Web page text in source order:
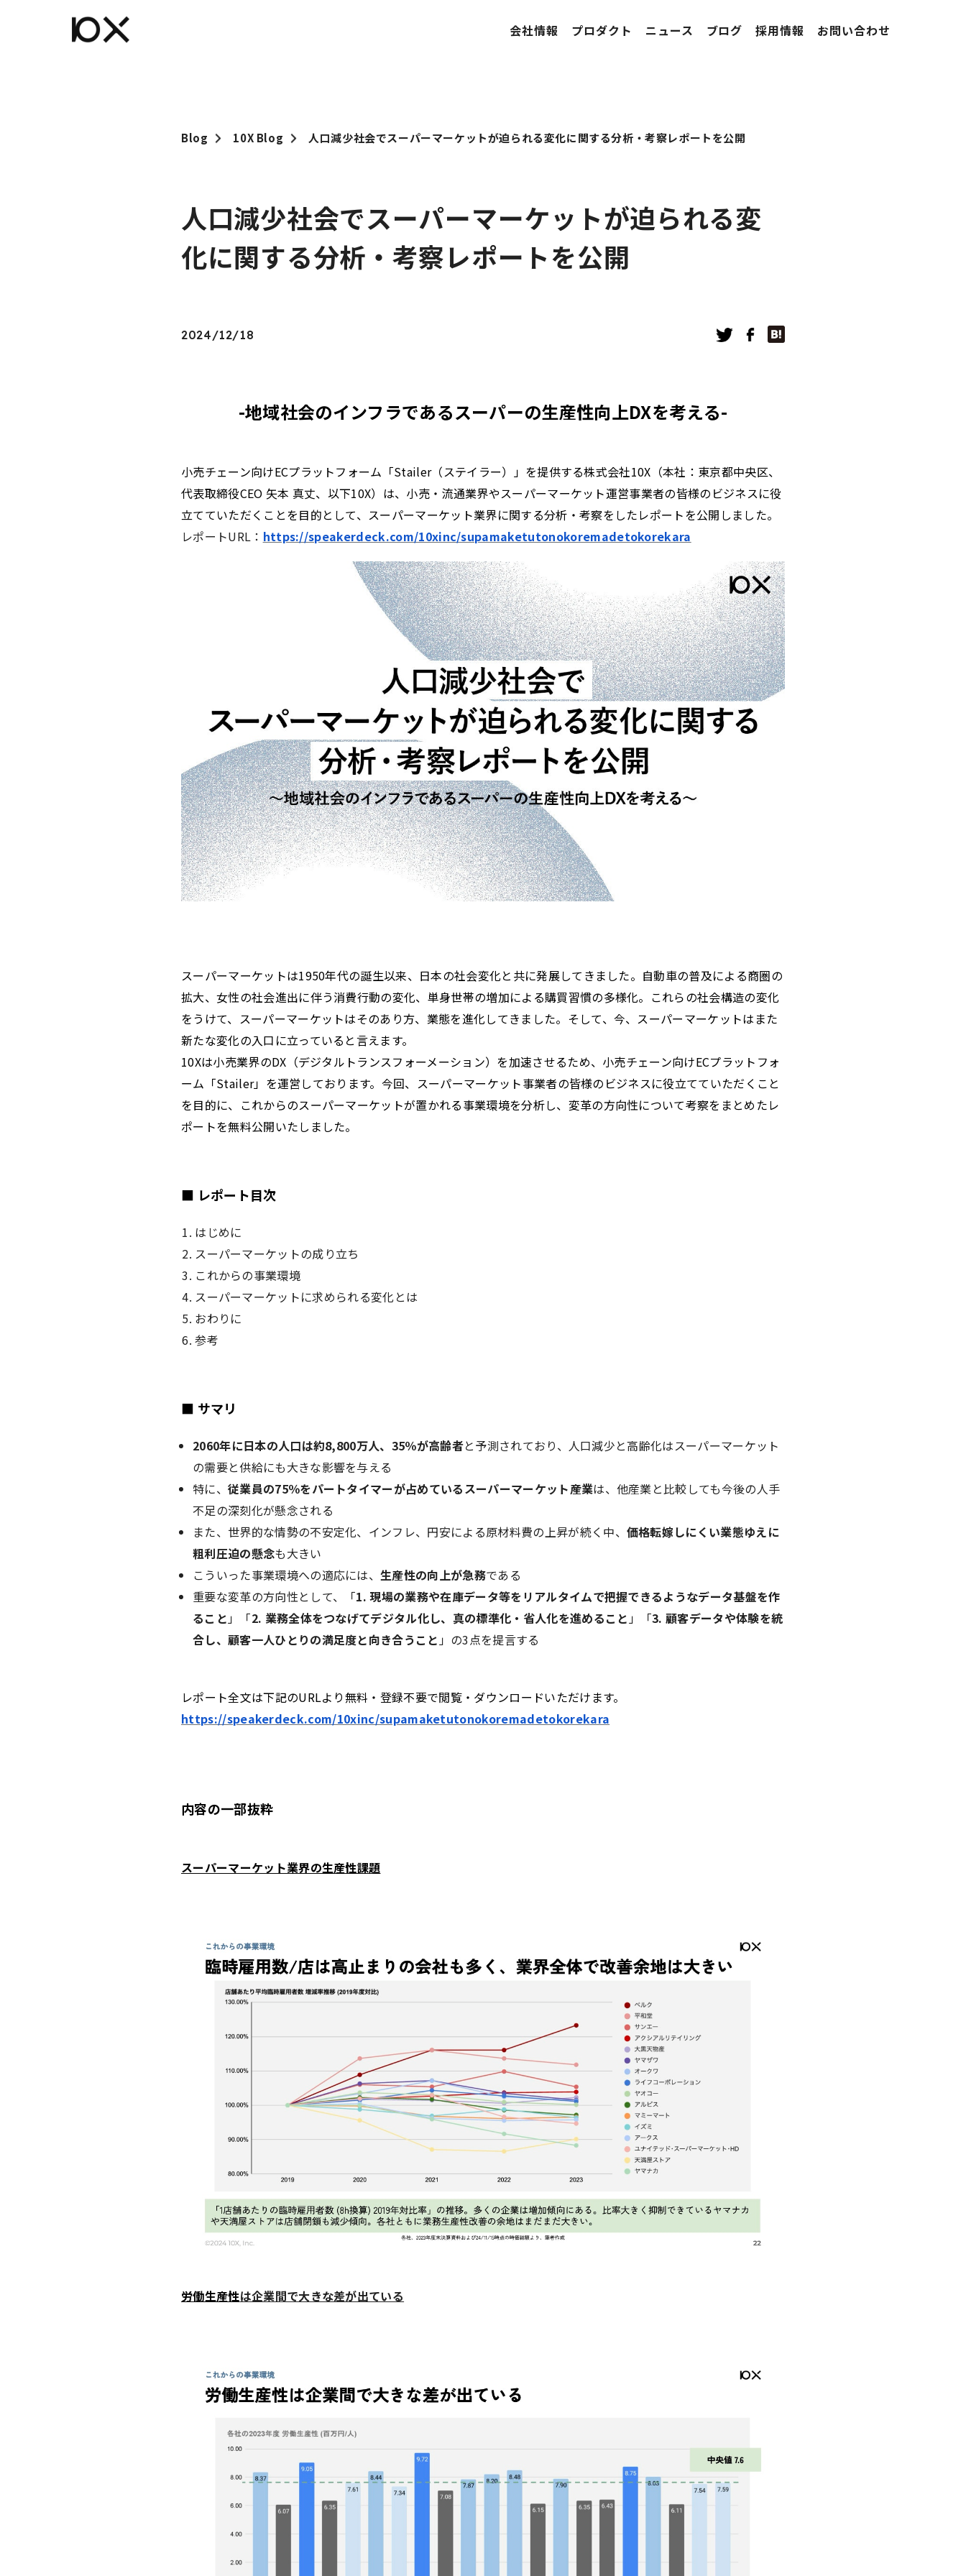
Blog 10X Blog 人口減少社会でスーパーマーケットが迫られる変化に関する分析・考察レポートを公開
人口減少社会でスーパーマーケットが迫られる変
化に関する分析・考察レポートを公開
2024/12/18
-地域社会のインフラであるスーパーの生産性向上DXを考える-
小売チェーン向けECプラットフォーム「Stailer（ステイラー）」を提供する株式会社10X（本社：東京都中央区、
代表取締役CEO 矢本 真丈、以下10X）は、小売・流通業界やスーパーマーケット運営事業者の皆様のビジネスに役
立てていただくことを目的として、スーパーマーケット業界に関する分析・考察をしたレポートを公開しました。
レポートURL： https://speakerdeck.com/10xinc/supamaketutonokoremadetokorekara
スーパーマーケットは1950年代の誕生以来、日本の社会変化と共に発展してきました。自動車の普及による商圏の
拡大、女性の社会進出に伴う消費行動の変化、単身世帯の増加による購買習慣の多様化。これらの社会構造の変化
をうけて、スーパーマーケットはそのあり方、業態を進化してきました。そして、今、スーパーマーケットはまた
新たな変化の入口に立っていると言えます。
10Xは小売業界のDX（デジタルトランスフォーメーション）を加速させるため、小売チェーン向けECプラットフォ
ーム「Stailer」を運営しております。今回、スーパーマーケット事業者の皆様のビジネスに役立てていただくこと
を目的に、これからのスーパーマーケットが置かれる事業環境を分析し、変革の方向性について考察をまとめたレ
ポートを無料公開いたしました。
■ レポート目次
はじめに
スーパーマーケットの成り立ち
これからの事業環境
スーパーマーケットに求められる変化とは
おわりに
参考
■ サマリ
2060年に日本の人口は約8,800万人、35％が高齢者と予測されており、人口減少と高齢化はスーパーマーケット
の需要と供給にも大きな影響を与える
特に、 従業員の75％をパートタイマーが占めているスーパーマーケット産業は、他産業と比較しても今後の人手
不足の深刻化が懸念される
また、世界的な情勢の不安定化、インフレ、円安による原材料費の上昇が続く中、 価格転嫁しにくい業態ゆえに
粗利圧迫の懸念も大きい
こういった事業環境への適応には、生産性の向上が急務である
重要な変革の方向性として、「1. 現場の業務や在庫データ等をリアルタイムで把握できるようなデータ基盤を作
ること 」「2. 業務全体をつなげてデジタル化し、真の標準化・省人化を進めること 」「3. 顧客データや体験を統
合し、顧客一人ひとりの満足度と向き合うこと 」の3点を提言する
レポート全文は下記のURLより無料・登録不要で閲覧・ダウンロードいただけます。
https://speakerdeck.com/10xinc/supamaketutonokoremadetokorekara
内容の一部抜粋
スーパーマーケット業界の生産性課題
労働生産性は企業間で大きな差が出ている
会社情報 プロダクト ニュース ブログ 採用情報 お問い合わせ